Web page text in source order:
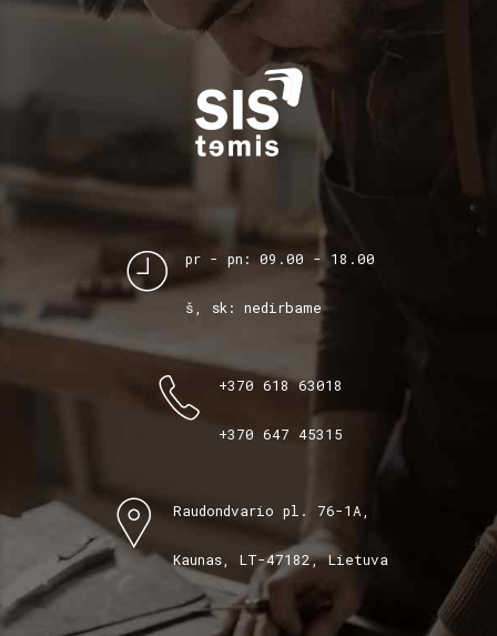
pr - pn: 09.00 - 18.00
š, sk: nedirbame
+370 618 63018
+370 647 45315
Raudondvario pl. 76-1A,
Kaunas, LT-47182, Lietuva